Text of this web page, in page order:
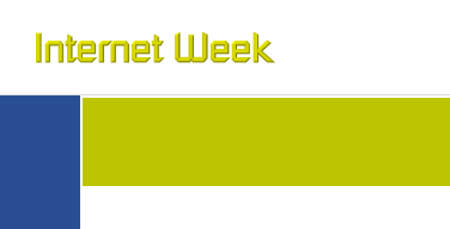
トップ
Internet Week とは